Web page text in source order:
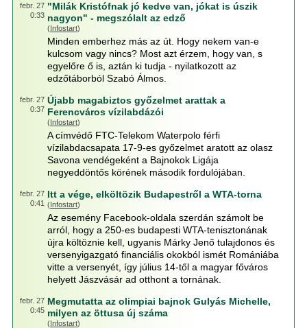
febr. 27
0:33
"Milák Kristófnak jó kedve van, jókat is úszik
nagyon" - megszólalt az edző
(Infostart)
Minden emberhez más az út. Hogy nekem van-e
kulcsom vagy nincs? Most azt érzem, hogy van, s
egyelőre ő is, aztán ki tudja - nyilatkozott az
edzőtáborból Szabó Álmos.
febr. 27
0:37
Újabb magabiztos győzelmet arattak a
Ferencváros vízilabdázói
(Infostart)
A címvédő FTC-Telekom Waterpolo férfi
vízilabdacsapata 17-9-es győzelmet aratott az olasz
Savona vendégeként a Bajnokok Ligája
negyeddöntős körének második fordulójában.
febr. 27
0:41
Itt a vége, elköltözik Budapestről a WTA-torna
(Infostart)
Az esemény Facebook-oldala szerdán számolt be
arról, hogy a 250-es budapesti WTA-tenisztonának
újra költöznie kell, ugyanis Márky Jenő tulajdonos és
versenyigazgató financiális okokból ismét Romániába
vitte a versenyét, így július 14-től a magyar főváros
helyett Jászvásár ad otthont a tornának.
febr. 27
0:45
Megmutatta az olimpiai bajnok Gulyás Michelle,
milyen az öttusa új száma
(Infostart)